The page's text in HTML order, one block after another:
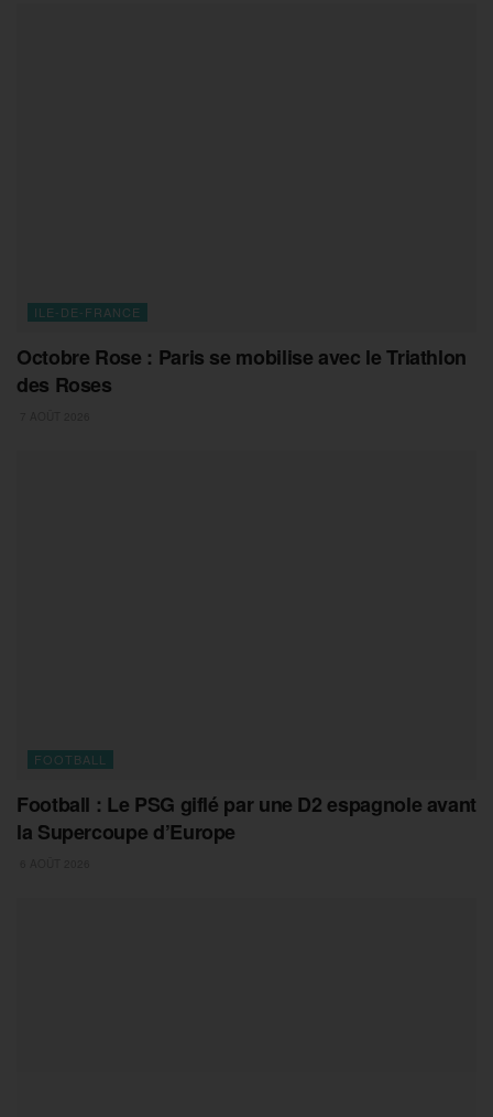
ILE-DE-FRANCE
Octobre Rose : Paris se mobilise avec le Triathlon
des Roses
FOOTBALL
Football : Le PSG giflé par une D2 espagnole avant
la Supercoupe d’Europe